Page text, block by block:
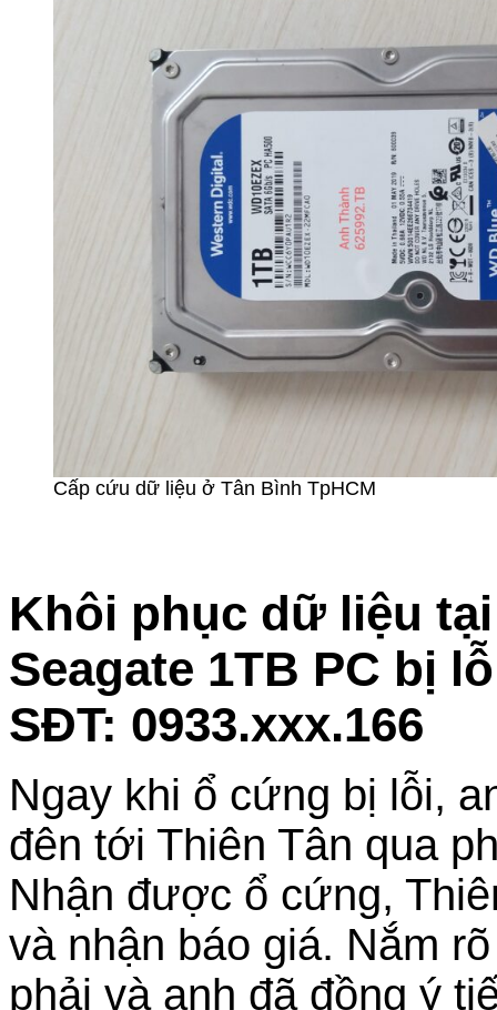
Cấp cứu dữ liệu ở Tân Bình TpHCM
Khôi phục dữ liệu
Seagate 1TB PC bị
SĐT: 0933.xxx.166
Ngay khi ổ cứng bị lỗi,
đên tới Thiên Tân qua
Nhận được ổ cứng,
và nhận báo giá. Nắm
phải và anh đã đồng ý